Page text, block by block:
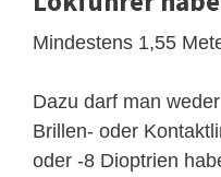
Mindestens 1,55
Dazu darf man
Brillen- oder
oder -8 Dioptrien